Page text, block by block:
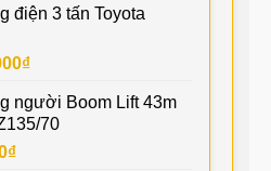
điện 3 tấn Toyota
₫
người Boom Lift 43m
70
₫